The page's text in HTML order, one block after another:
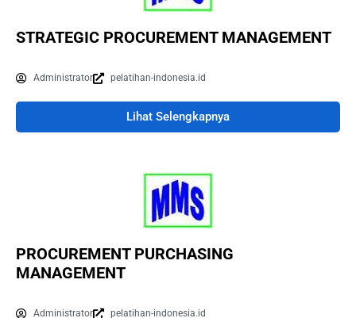
STRATEGIC PROCUREMENT MANAGEMENT
Administrator pelatihan-indonesia.id
Lihat Selengkapnya
PROCUREMENT PURCHASING
MANAGEMENT
Administrator pelatihan-indonesia.id